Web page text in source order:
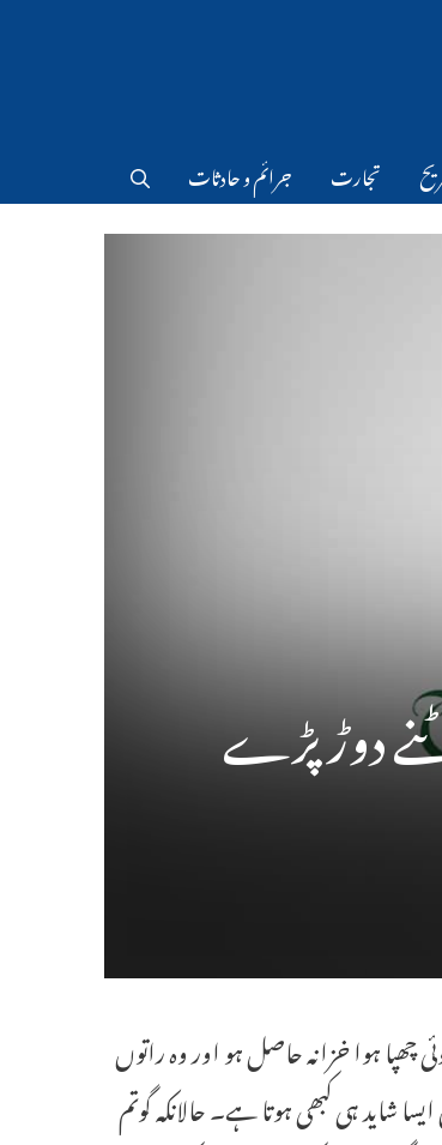
تجارت جرائم و حادثات
دوڑ پڑے
چھپا ہوا خزانہ حاصل ہو اور وہ راتوں
شاید ہی کبھی ہوتا ہے۔ حالانکہ گوتم